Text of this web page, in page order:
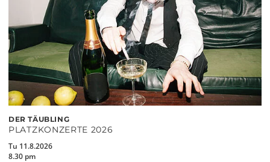
DER TÄUBLING
PLATZKONZERTE 2026
Tu 11.8.2026
8.30 pm